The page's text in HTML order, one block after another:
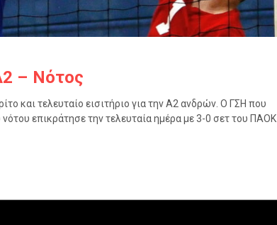
– Νότος
και τελευταίο εισιτήριο για την Α2 ανδρών. Ο ΓΣΗ που
επικράτησε την τελευταία ημέρα με 3-0 σετ του ΠΑΟΚ